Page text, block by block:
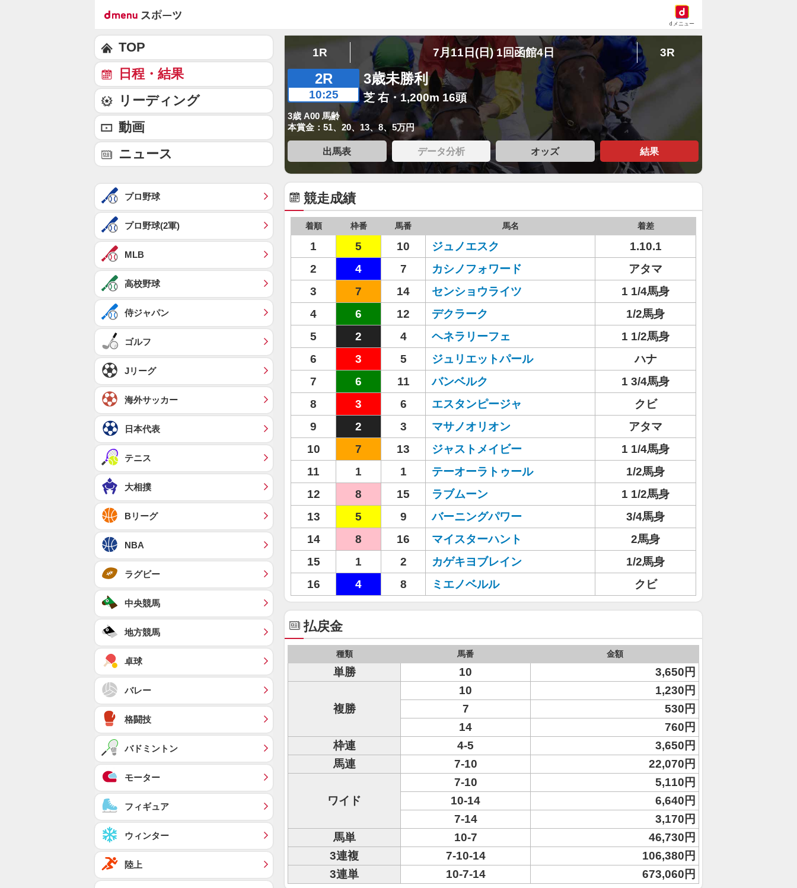
dメニュー
1R 7月11日(日) 1回函館4日 3R
2R
10:25
3歳未勝利
芝 右・1,200m 16頭
3歳 A00 馬齢
本賞金：51、20、13、8、5万円
出馬表 データ分析 オッズ 結果
競走成績
着順 枠番 馬番 馬名 着差
1 5 10 ジュノエスク
1.10.1
2
4 7 カシノフォワード
アタマ
3
7 14 センショウライツ
1 1/4馬身
4
6 12 デクラーク
1/2馬身
5
2 4 ヘネラリーフェ
1 1/2馬身
6
3 5 ジュリエットパール
ハナ
7
6 11 バンベルク
1 3/4馬身
8
3 6 エスタンピージャ
クビ
9
2 3 マサノオリオン
アタマ
10
7 13 ジャストメイビー
1 1/4馬身
11
1 1 テーオーラトゥール
1/2馬身
12
8 15 ラブムーン
1 1/2馬身
13
5 9 バーニングパワー
3/4馬身
14
8 16 マイスターハント
2馬身
15
1 2 カゲキヨブレイン
1/2馬身
16
4 8 ミエノベルル クビ
払戻金
種類 馬番 金額
単勝 10 3,650円
複勝
10
1,230円
7
530円
14
760円
枠連
4-5
3,650円
馬連
7-10 22,070円
ワイド
7-10
5,110円
10-14
6,640円
7-14
3,170円
馬単
10-7
46,730円
3連複
7-10-14
106,380円
3連単
10-7-14 673,060円
TOP
日程・結果
リーディング
動画
ニュース
プロ野球
プロ野球(2軍)
MLB
高校野球
侍ジャパン
ゴルフ
Jリーグ
海外サッカー
日本代表
テニス
大相撲
Bリーグ
NBA
ラグビー
中央競馬
地方競馬
卓球
バレー
格闘技
バドミントン
モーター
フィギュア
ウィンター
陸上